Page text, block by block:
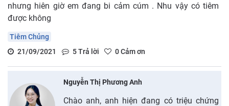
nhưng hiên giờ em đang bi cảm cúm . Nhu vậy có tiêm
được không
Tiêm Chủng
21/09/2021
5Trả lời 0Cảm ơn
Nguyễn Thị Phương Anh
Chào anh, anh hiện đang có triệu chứng